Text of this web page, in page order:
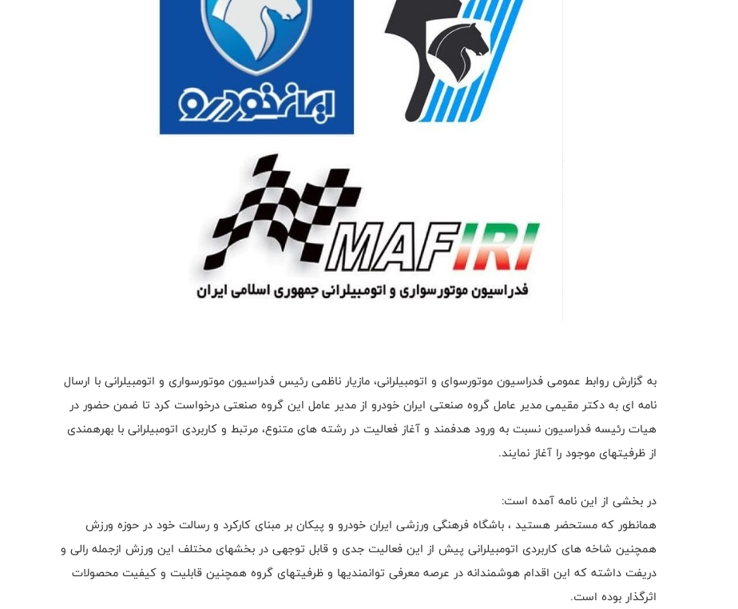
به گزارش روابط عمومی فدراسیون موتورسوای و اتومبیلرانی، مازیار ناظمی رئیس فدراسیون موتورسواری و اتومبیلرانی با ارسال
نامه ای به دکتر مقیمی مدیر عامل گروه صنعتی ایران خودرو از مدیر عامل این گروه صنعتی درخواست کرد تا ضمن حضور در
هیات رئیسه فدراسیون نسبت به ورود هدفمند و آغاز فعالیت در رشته های متنوع، مرتبط و کاربردی اتومبیلرانی با بهره‎مندی
از ظرفیت‎های موجود را آغاز نمایند.
در بخشی از این نامه آمده است:
همانطور که مستحضر هستید ، باشگاه فرهنگی ورزشی ایران‎ خودرو و پیکان بر مبنای کارکرد و رسالت خود در حوزه ورزش
همچنین شاخه های کاربردی اتومبیلرانی پیش از این فعالیت جدی و قابل توجهی در بخش‎های مختلف این ورزش ازجمله رالی و
دریفت داشته که این اقدام هوشمندانه در عرصه معرفی توانمندی‎ها و ظرفیت‎های گروه همچنین قابلیت و کیفیت محصولات
اثرگذار بوده است.